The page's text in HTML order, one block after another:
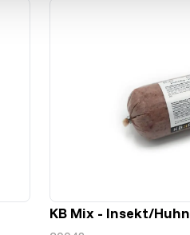
KB Mix - Insekt/Huhn